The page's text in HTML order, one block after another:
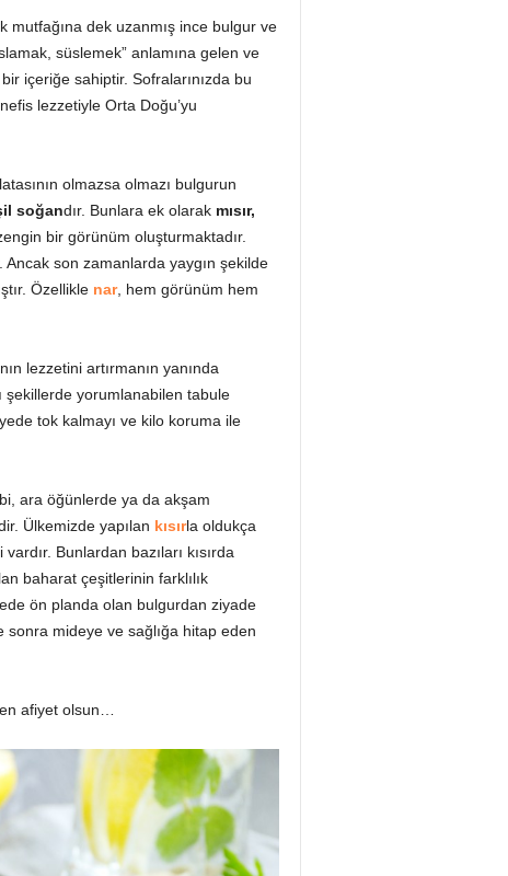
mutfağına dek uzanmış ince bulgur ve
süslemek” anlamına gelen ve
içeriğe sahiptir. Sofralarınızda bu
lezzetiyle Orta Doğu’yu
olmazsa olmazı bulgurun
soğandır. Bunlara ek olarak mısır,
bir görünüm oluşturmaktadır.
son zamanlarda yaygın şekilde
Özellikle nar, hem görünüm hem
lezzetini artırmanın yanında
şekillerde yorumlanabilen tabule
tok kalmayı ve kilo koruma ile
ara öğünlerde ya da akşam
Ülkemizde yapılan kısırla oldukça
Bunlardan bazıları kısırda
baharat çeşitlerinin farklılık
ön planda olan bulgurdan ziyade
sonra mideye ve sağlığa hitap eden
afiyet olsun…